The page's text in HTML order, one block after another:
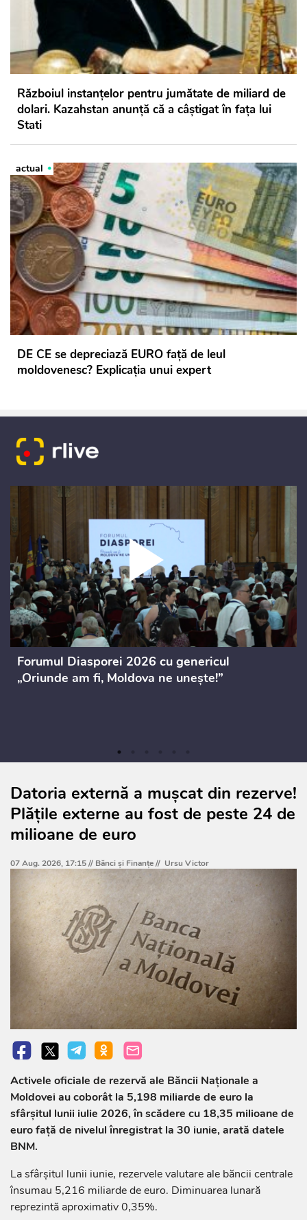
Războiul instanțelor pentru jumătate de miliard de
dolari. Kazahstan anunță că a câștigat în fața lui
Stati
actual
DE CE se depreciază EURO față de leul
moldovenesc? Explicația unui expert
Forumul Diasporei 2026 cu genericul
„Oriunde am fi, Moldova ne unește!”
Datoria externă a mușcat din rezerve!
Plățile externe au fost de peste 24 de
milioane de euro
07 Aug. 2026, 17:15 // Bănci şi Finanţe// Ursu Victor
Activele oficiale de rezervă ale Băncii Naționale a
Moldovei au coborât la 5,198 miliarde de euro la
sfârșitul lunii iulie 2026, în scădere cu 18,35 milioane de
euro față de nivelul înregistrat la 30 iunie, arată datele
BNM.
La sfârșitul lunii iunie, rezervele valutare ale băncii centrale
însumau 5,216 miliarde de euro. Diminuarea lunară
reprezintă aproximativ 0,35%.